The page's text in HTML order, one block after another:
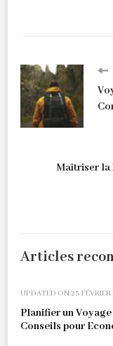
Maîtriser la
Articles
UPDATED ON23
Planifier un Voyage
Conseils pour